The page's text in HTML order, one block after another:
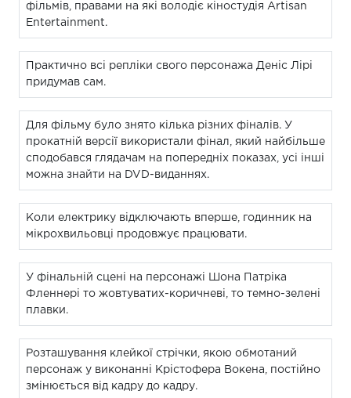
фільмів, правами на які володіє кіностудія Artisan
Entertainment.
Практично всі репліки свого персонажа Деніс Лірі
придумав сам.
Для фільму було знято кілька різних фіналів. У
прокатній версії використали фінал, який найбільше
сподобався глядачам на попередніх показах, усі інші
можна знайти на DVD-виданнях.
Коли електрику відключають вперше, годинник на
мікрохвильовці продовжує працювати.
У фінальній сцені на персонажі Шона Патріка
Фленнері то жовтуватих-коричневі, то темно-зелені
плавки.
Розташування клейкої стрічки, якою обмотаний
персонаж у виконанні Крістофера Вокена, постійно
змінюється від кадру до кадру.